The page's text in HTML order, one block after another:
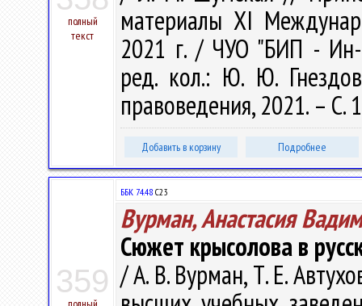
полный
текст
материалы ХI
2021 г. / ЧУО "БИП - Ин-
ред. кол.: Ю. Ю.
правоведения, 2021. – С.
Добавить в корзину Подробнее
359
ББК 74.48 С23
Вурман, Анастасия
Сюжет крысолова в
/ А. В. Вурман, Т. Е.